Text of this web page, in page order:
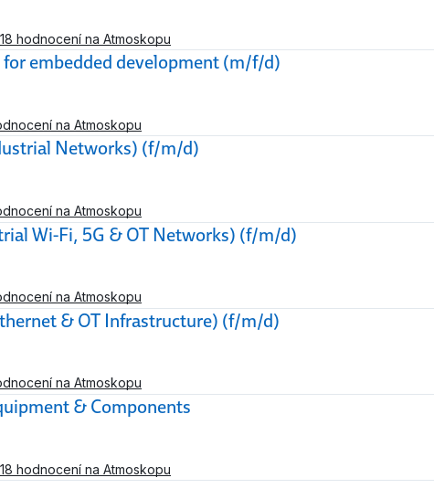
18 hodnocení na Atmoskopu
embedded development (m/f/d)
na Atmoskopu
Networks) (f/m/d)
na Atmoskopu
Wi-Fi, 5G & OT Networks) (f/m/d)
na Atmoskopu
& OT Infrastructure) (f/m/d)
na Atmoskopu
& Components
18 hodnocení na Atmoskopu